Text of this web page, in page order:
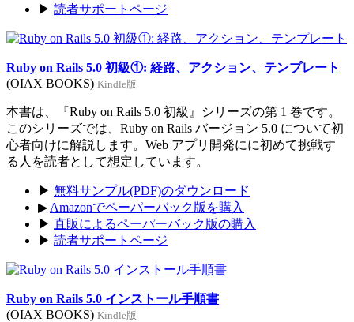
▶ 読者サポートページ
Ruby on Rails 5.0 初級①: 経路、アクション、テンプレート
(OIAX BOOKS) Kindle版
本書は、『Ruby on Rails 5.0 初級』シリーズの第 1 巻です。
このシリーズでは、Ruby on Rails バージョン 5.0 について初
心者向けに解説します。Web アプリ開発にに初めて挑戦す
る人を読者として想定しています。
▶ 無料サンプル(PDF)のダウンロード
▶ Amazonでペーパーバック版を購入
▶ 直販によるペーパーバック版の購入
▶ 読者サポートページ
Ruby on Rails 5.0 インストール手順書
(OIAX BOOKS) Kindle版